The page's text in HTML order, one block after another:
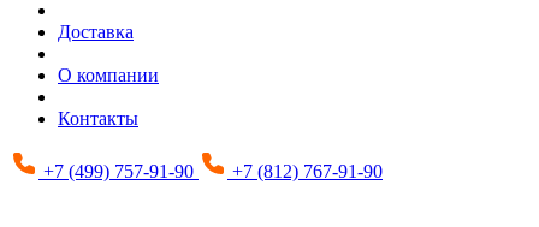
Доставка
О компании
Контакты
+7 (499) 757-91-90 +7 (812) 767-91-90